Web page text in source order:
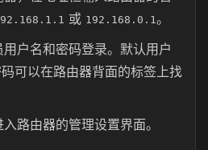
或 192.168.0.1。
户名和密码登录。默认用户
码可以在路由器背面的标签上找
路由器的管理设置界面。